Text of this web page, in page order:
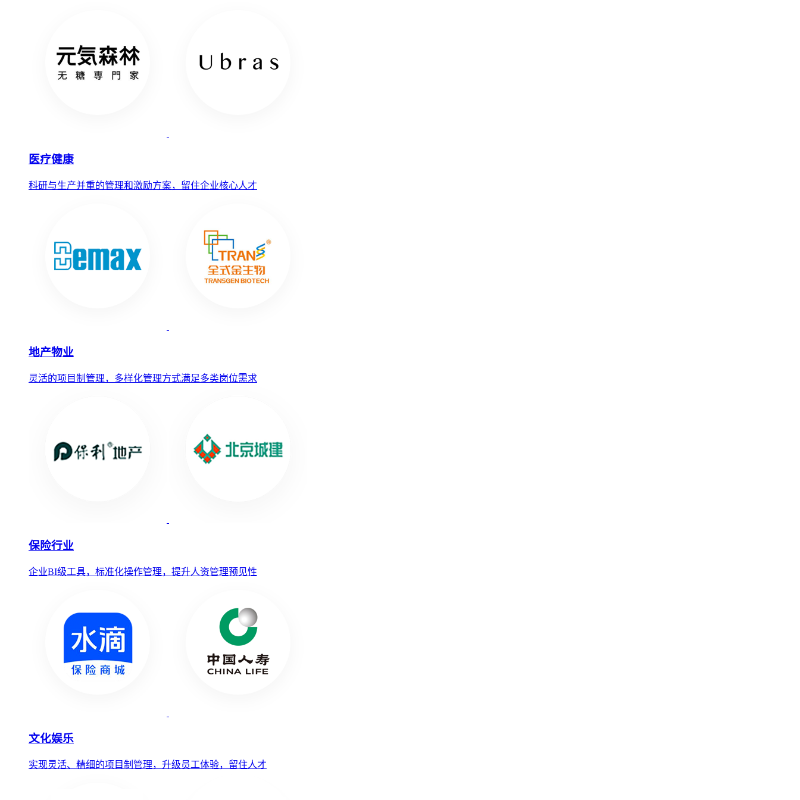
医疗健康
科研与生产并重的管理和激励方案，留住企业核心人才
地产物业
灵活的项目制管理，多样化管理方式满足多类岗位需求
保险行业
企业BI级工具，标准化操作管理，提升人资管理预见性
文化娱乐
实现灵活、精细的项目制管理，升级员工体验，留住人才